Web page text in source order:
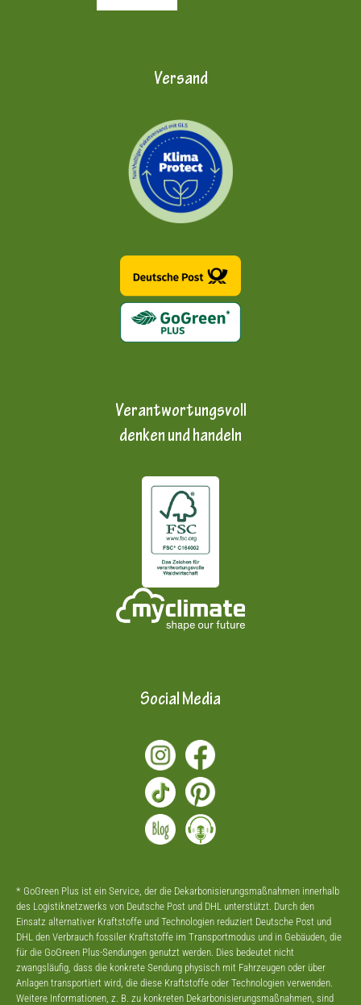
Versand
Verantwortungsvoll
denken und handeln
Social Media
* GoGreen Plus ist ein Service, der die Dekarbonisierungsmaßnahmen innerhalb
des Logistiknetzwerks von Deutsche Post und DHL unterstützt. Durch den
Einsatz alternativer Kraftstoffe und Technologien reduziert Deutsche Post und
DHL den Verbrauch fossiler Kraftstoffe im Transportmodus und in Gebäuden, die
für die GoGreen Plus-Sendungen genutzt werden. Dies bedeutet nicht
zwangsläufig, dass die konkrete Sendung physisch mit Fahrzeugen oder über
Anlagen transportiert wird, die diese Kraftstoffe oder Technologien verwenden.
Weitere Informationen, z. B. zu konkreten Dekarbonisierungsmaßnahmen, sind